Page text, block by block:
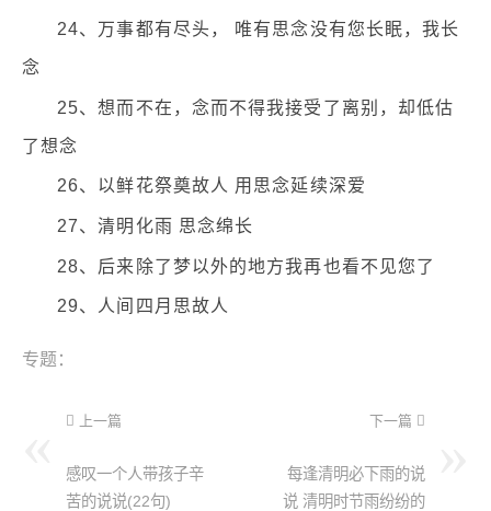
24、万事都有尽头， 唯有思念没有您长眠，我长
念
25、想而不在，念而不得我接受了离别，却低估
了想念
26、以鲜花祭奠故人 用思念延续深爱
27、清明化雨 思念绵长
28、后来除了梦以外的地方我再也看不见您了
29、人间四月思故人
专题：
上一篇
感叹一个人带孩子辛
苦的说说(22句)
下一篇
每逢清明必下雨的说
说 清明时节雨纷纷的